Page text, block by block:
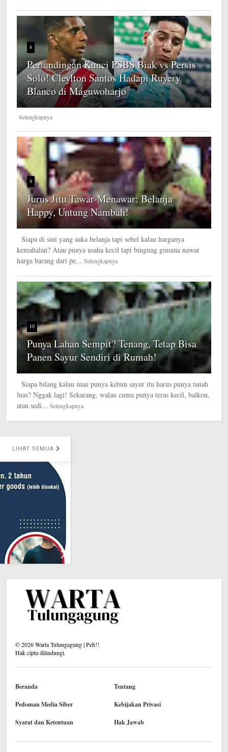
8
Pertandingan Kunci PSBS Biak vs Persis
Solo! Cleylton Santos Hadapi Ruyery
Blanco di Maguwoharjo
Selengkapnya
9
Jurus Jitu Tawar-Menawar: Belanja
Happy, Untung Nambah!
Siapa di sini yang suka belanja tapi sebel kalau harganya
kemahalan? Atau punya usaha kecil tapi bingung gimana nawar
harga barang dari pe... Selengkapnya
10
Punya Lahan Sempit? Tenang, Tetap Bisa
Panen Sayur Sendiri di Rumah!
Siapa bilang kalau mau punya kebun sayur itu harus punya tanah
luas? Nggak lagi! Sekarang, walau cuma punya teras kecil, balkon,
atau sedi... Selengkapnya
©2026Warta Tulungagung | Peh!!
Hak cipta dilindungi.
Beranda Tentang
Pedoman Media Siber Kebijakan Privasi
Syarat dan Ketentuan Hak Jawab